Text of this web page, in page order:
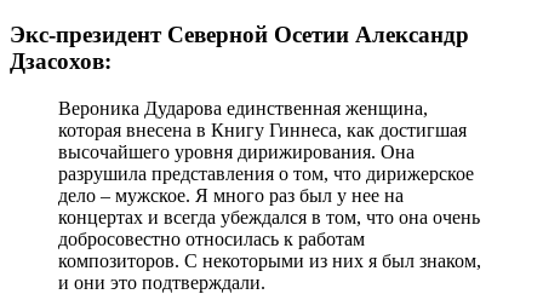
Экс-президент Северной Осетии Александр
Дзасохов:
Вероника Дударова единственная женщина,
которая внесена в Книгу Гиннеса, как достигшая
высочайшего уровня дирижирования. Она
разрушила представления о том, что дирижерское
дело – мужское. Я много раз был у нее на
концертах и всегда убеждался в том, что она очень
добросовестно относилась к работам
композиторов. С некоторыми из них я был знаком,
и они это подтверждали.